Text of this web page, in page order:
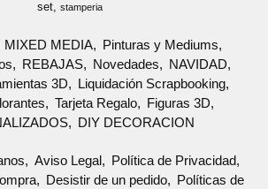
set stamperia
MIXED MEDIA
Pinturas y Mediums
REBAJAS Novedades
NAVIDAD
3D
Liquidación Scrapbooking
Tarjeta Regalo
Figuras 3D
DIY DECORACION
Aviso Legal
Política de Privacidad
Desistir de un pedido
Políticas de